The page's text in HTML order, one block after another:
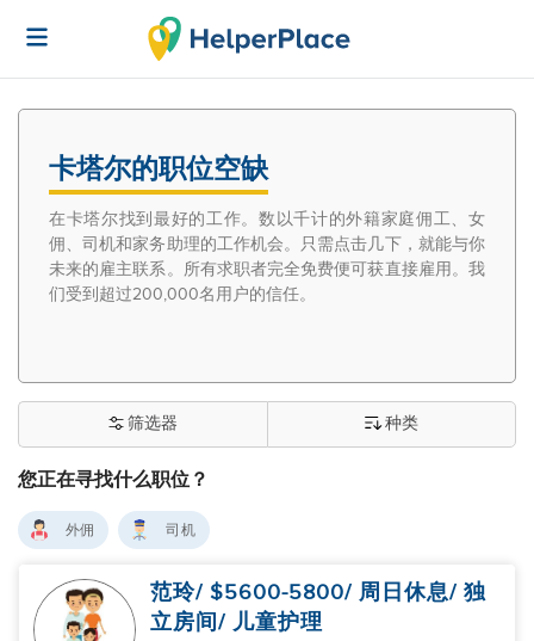
卡塔尔的职位空缺
在卡塔尔找到最好的工作。数以千计的外籍家庭佣工、女
佣、司机和家务助理的工作机会。只需点击几下，就能与你
未来的雇主联系。所有求职者完全免费便可获直接雇用。我
们受到超过200,000名用户的信任。
您正在寻找什么职位？
筛选器 种类
外佣 司机
范玲/ $5600-5800/ 周日休息/ 独
立房间/ 儿童护理